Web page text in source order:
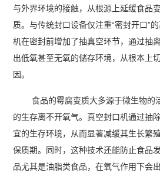
与外界环境的接触，从根源上延缓食品
质。与传统封口设备仅注重“密封开口”
机在密封前增加了抽真空环节，通过抽
出低氧甚至无氧的储存环境，从根本上
因。
食品的霉腐变质大多源于微生物的
的生存离不开氧气。真空封口机通过抽
宜的生存环境，从而显著减缓其生长繁
保质期。同时，这种技术还能防止食
品尤其是油脂类食品，在氧气作用下会